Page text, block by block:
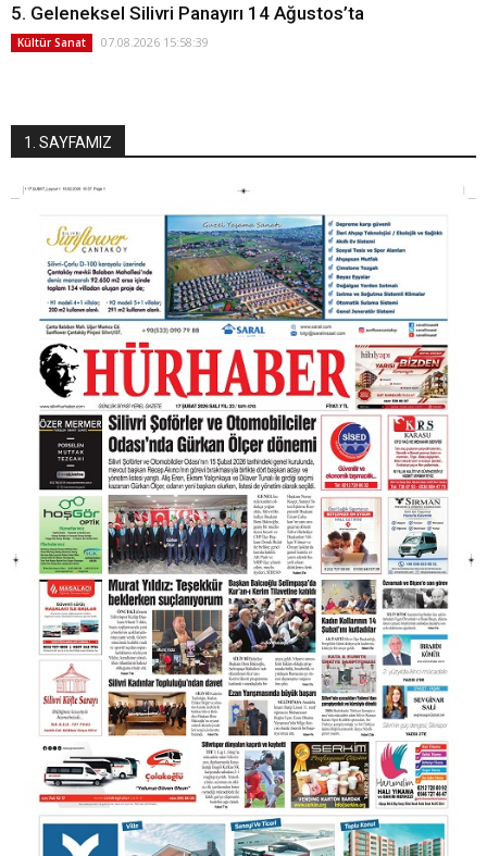
5. Geleneksel Silivri Panayırı 14 Ağustos’ta
Kültür Sanat 07.08.2026 15:58:39
1. SAYFAMIZ